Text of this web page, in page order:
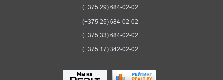
(+375 29) 684-02-02
(+375 25) 684-02-02
(+375 33) 684-02-02
(+375 17) 342-02-02